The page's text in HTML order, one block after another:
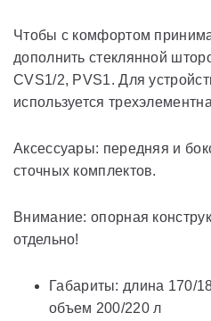
Чтобы с комфортом
дополнить стеклянной
CVS1/2, PVS1. Для
используется
Аксессуары: передняя и
сточных комплектов.
Внимание: опорная
отдельно!
Габариты: длина 170/
объем 200/220 л